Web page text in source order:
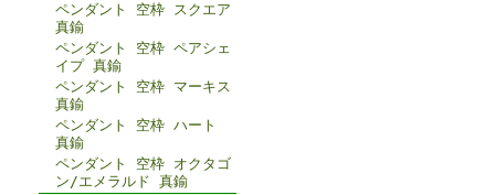
ペンダント 空枠 スクエア
真鍮
ペンダント 空枠 ペアシェ
イプ 真鍮
ペンダント 空枠 マーキス
真鍮
ペンダント 空枠 ハート
真鍮
ペンダント 空枠 オクタゴ
ン/エメラルド 真鍮